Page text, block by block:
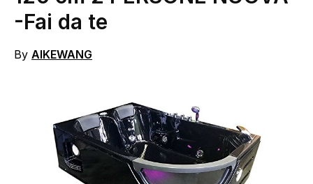
-Fai da te
By AIKEWANG